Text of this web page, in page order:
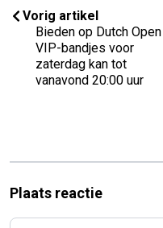
Vorig artikel
Bieden op Dutch Open
VIP-bandjes voor
zaterdag kan tot
vanavond 20:00 uur
Plaats reactie